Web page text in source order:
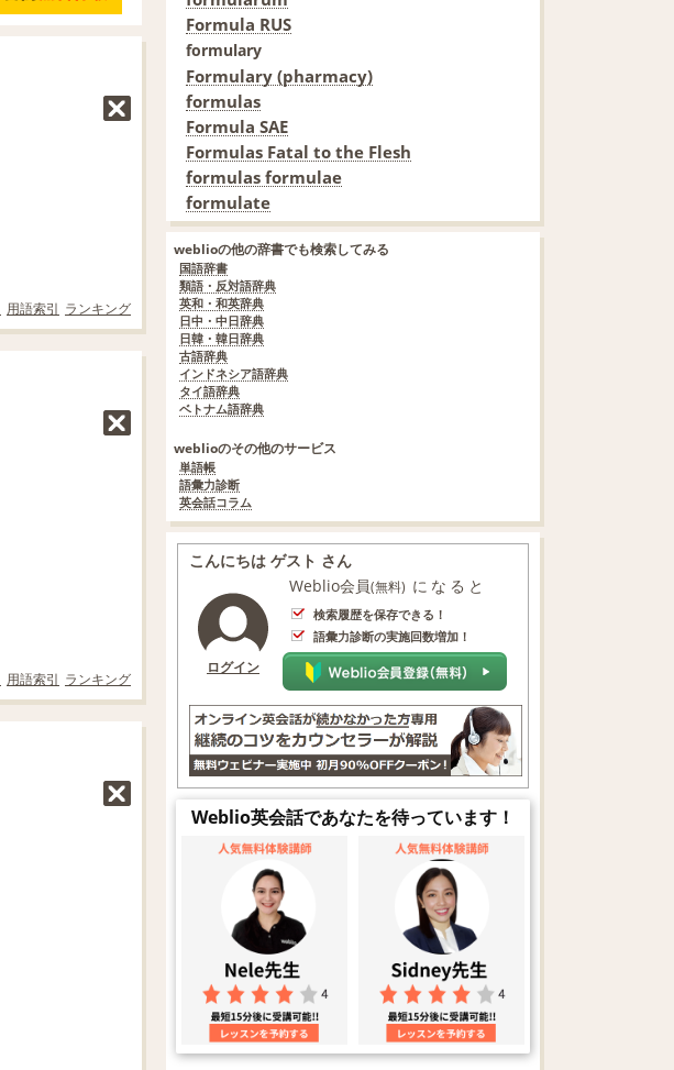
用語索引 ランキング
用語索引 ランキング
Formula RUS
formulary
Formulary (pharmacy)
formulas
Formula SAE
Formulas Fatal to the Flesh
formulas formulae
formulate
weblioの他の辞書でも検索してみる
国語辞書
類語・反対語辞典
英和・和英辞典
日中・中日辞典
日韓・韓日辞典
古語辞典
インドネシア語辞典
タイ語辞典
ベトナム語辞典
weblioのその他のサービス
単語帳
語彙力診断
英会話コラム
こんにちは ゲスト さん
ログイン
Weblio会員(無料) になると
検索履歴を保存できる！
語彙力診断の実施回数増加！
Weblio英会話であなたを待っています！